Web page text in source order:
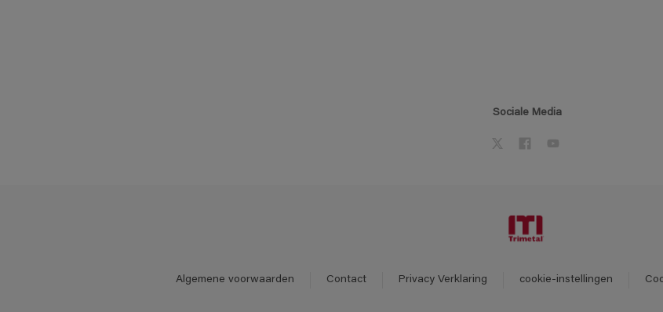
Sociale Media
Algemene voorwaarden Contact Privacy Verklaring cookie-instellingen